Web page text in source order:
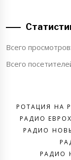
Всего просмотров:
Всего
РОТАЦИЯ НА
РАДИО
РАДИО
РАДИО